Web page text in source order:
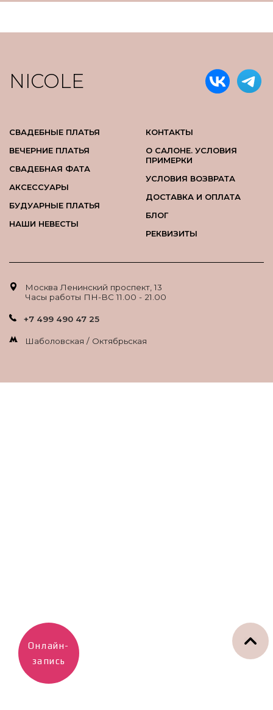
NICOLE
СВАДЕБНЫЕ ПЛАТЬЯ
ВЕЧЕРНИЕ ПЛАТЬЯ
СВАДЕБНАЯ ФАТА
АКСЕССУАРЫ
БУДУАРНЫЕ ПЛАТЬЯ
НАШИ НЕВЕСТЫ
КОНТАКТЫ
О САЛОНЕ. УСЛОВИЯ
ПРИМЕРКИ
УСЛОВИЯ ВОЗВРАТА
ДОСТАВКА И ОПЛАТА
БЛОГ
РЕКВИЗИТЫ
Москва Ленинский проспект, 13
Часы работы ПН-ВС 11.00 - 21.00
+7 499 490 47 25
Шаболовская / Октябрьская
Онлайн-
запись